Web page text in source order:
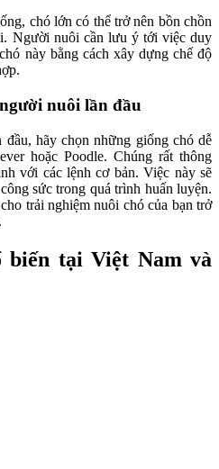
chó lớn có thể trở nên bồn chồn
Người nuôi cần lưu ý tới việc duy
này bằng cách xây dựng chế độ
nuôi lần đầu
hãy chọn những giống chó dễ
hoặc Poodle. Chúng rất thông
với các lệnh cơ bản. Việc này sẽ
sức trong quá trình huấn luyện.
trải nghiệm nuôi chó của bạn trở
biến tại Việt Nam và